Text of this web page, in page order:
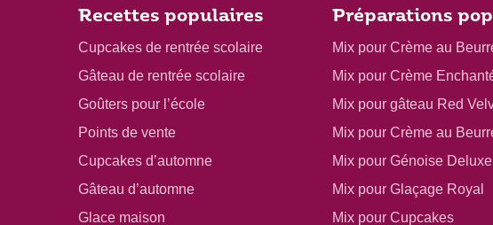
Recettes populaires
Cupcakes de rentrée scolaire
Gâteau de rentrée scolaire
Goûters pour l’école
Points de vente
Cupcakes d’automne
Gâteau d’automne
Glace maison
Préparations
Mix pour Crème au
Mix pour Crème
Mix pour gâteau Red
Mix pour Crème au
Mix pour Génoise Deluxe
Mix pour Glaçage Royal
Mix pour Cupcakes